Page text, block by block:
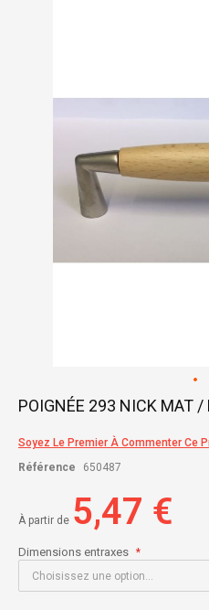
Skip
beginning
of
gallery
POIGNÉE 293 NICK MAT /
Soyez Le Premier À Commenter Ce
Référence
650487
À partir de 5,47 €
Dimensions entraxes